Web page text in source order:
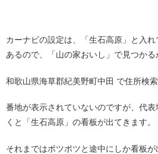
カーナビの設定は、「生石高原」と入
あるので、「山の家おいし」で見つかる
和歌山県海草郡紀美野町中田 で住所検索
番地が表示されていないのですが、代
くと「生石高原」の看板が出てきます。
それまではポツポツと途中にしか看板